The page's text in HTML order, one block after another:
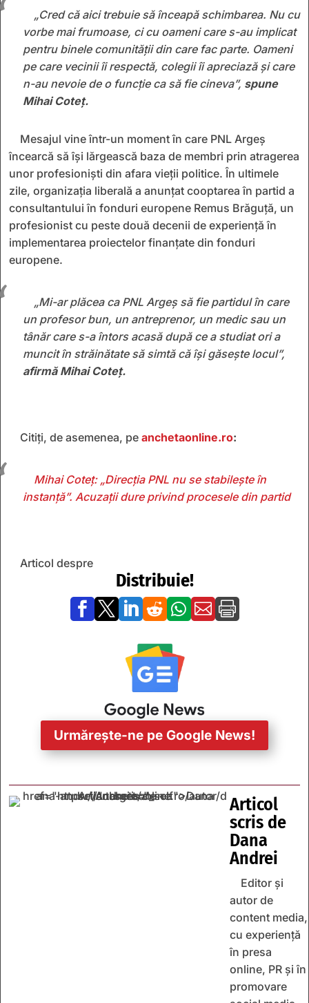
„Cred că aici trebuie să înceapă schimbarea. Nu cu
vorbe mai frumoase, ci cu oameni care s-au implicat
pentru binele comunității din care fac parte. Oameni
pe care vecinii îi respectă, colegii îi apreciază și care
n-au nevoie de o funcție ca să fie cineva”, spune
Mihai Coteț.
Mesajul vine într-un moment în care PNL Argeș
încearcă să își lărgească baza de membri prin atragerea
unor profesioniști din afara vieții politice. În ultimele
zile, organizația liberală a anunțat cooptarea în partid a
consultantului în fonduri europene Remus Brăguță, un
profesionist cu peste două decenii de experiență în
implementarea proiectelor finanțate din fonduri
europene.
„Mi-ar plăcea ca PNL Argeș să fie partidul în care
un profesor bun, un antreprenor, un medic sau un
tânăr care s-a întors acasă după ce a studiat ori a
muncit în străinătate să simtă că își găsește locul”,
afirmă Mihai Coteț.
Citiți, de asemenea, pe anchetaonline.ro:
Mihai Coteț: „Direcția PNL nu se stabilește în
instanță”. Acuzații dure privind procesele din partid
Articol despre
Distribuie!
      
Urmărește-ne pe Google News!
Articol
scris de
Dana
Andrei
Editor și
autor de
content media,
cu experiență
în presa
online, PR și în
promovare